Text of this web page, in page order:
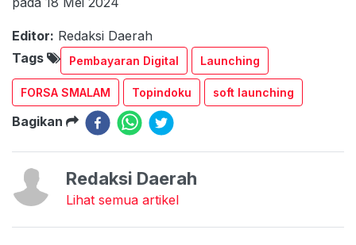
Editor: Redaksi Daerah
Tags
Pembayaran Digital Launching
FORSA SMALAM Topindoku soft launching
Bagikan
Redaksi Daerah
Lihat semua artikel